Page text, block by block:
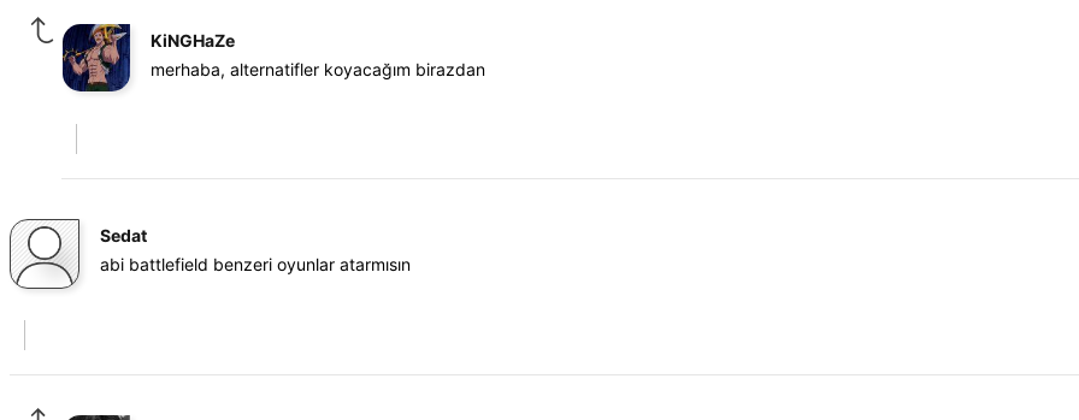
KiNGHaZe
merhaba, alternatifler koyacağım birazdan
Sedat
abi battlefield benzeri oyunlar atarmısın